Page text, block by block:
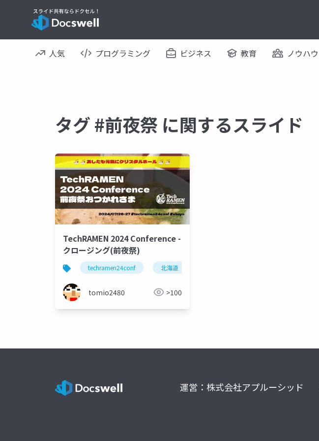
人気 プログラミング ビジネス 教育 ノウハウ
タグ #前夜祭 に関するスライド
TechRAMEN 2024 Conference -
クロージング(前夜祭)
techramen24conf 北海道
tomio2480 >100
運営：株式会社アプルーシッド